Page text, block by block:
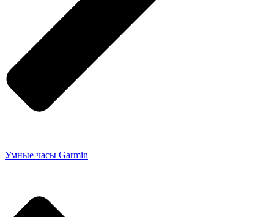
Умные часы Garmin